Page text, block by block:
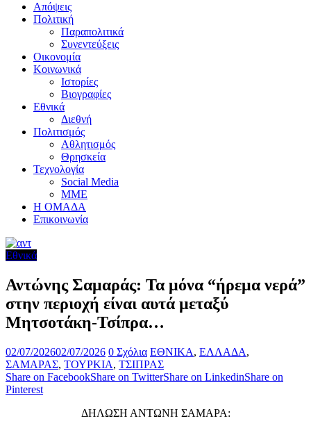
Απόψεις
Πολιτική
Παραπολιτικά
Συνεντεύξεις
Οικονομία
Κοινωνικά
Ιστορίες
Βιογραφίες
Εθνικά
Διεθνή
Πολιτισμός
Αθλητισμός
Θρησκεία
Τεχνολογία
Social Media
ΜΜΕ
Η ΟΜΑΔΑ
Επικοινωνία
Εθνικά
Αντώνης Σαμαράς: Τα μόνα “ήρεμα νερά”
στην περιοχή είναι αυτά μεταξύ
Μητσοτάκη-Τσίπρα…
02/07/202602/07/2026 0 Σχόλια ΕΘΝΙΚΑ, ΕΛΛΑΔΑ,
ΣΑΜΑΡΑΣ, ΤΟΥΡΚΙΑ, ΤΣΙΠΡΑΣ
Share on FacebookShare on TwitterShare on LinkedinShare on
Pinterest
ΔΗΛΩΣΗ ΑΝΤΩΝΗ ΣΑΜΑΡΑ: